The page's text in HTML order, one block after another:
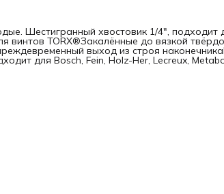
Шестигранный хвостовик 1/4", подходит
винтов TORX®Закалённые до вязкой
выход из строя
для Bosch, Fein, Holz-Her, Lecreux,